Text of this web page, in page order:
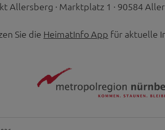
Allersberg · Marktplatz 1 · 90584
Sie die HeimatInfo App für aktuelle